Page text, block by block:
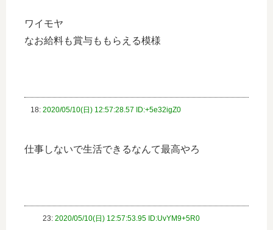
ワイモヤ
なお給料も賞与ももらえる模様
18: 2020/05/10(日) 12:57:28.57 ID:+5e32igZ0
仕事しないで生活できるなんて最高やろ
23: 2020/05/10(日) 12:57:53.95 ID:UvYM9+5R0